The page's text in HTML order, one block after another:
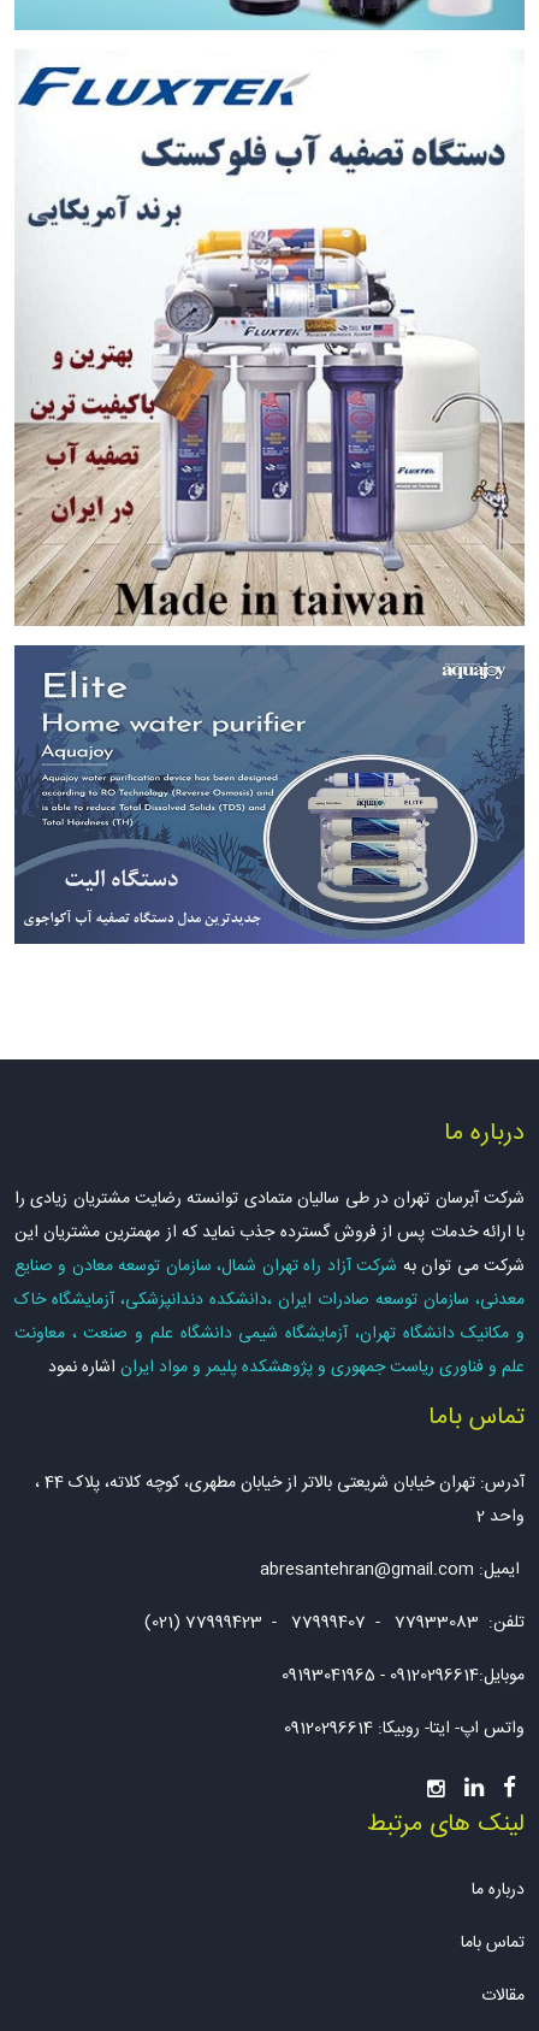
درباره ما
شرکت آبرسان تهران در طی سالیان متمادی توانسته رضایت مشتریان زیادی را
با ارائه خدمات پس از فروش گسترده جذب نماید که از مهمترین مشتریان این
شرکت می توان به شرکت آزاد راه تهران شمال، سازمان توسعه معادن و صنایع
معدنی، سازمان توسعه صادرات ایران ،دانشکده دندانپزشکی، آزمایشگاه خاک
و مکانیک دانشگاه تهران، آزمایشگاه شیمی دانشگاه علم و صنعت ، معاونت
علم و فناوری ریاست جمهوری و پژوهشکده پلیمر و مواد ایران اشاره نمود
تماس باما
آدرس: تهران خیابان شریعتی بالاتر از خیابان مطهری، کوچه کلاته، پلاک 44 ،
واحد 2
ایمیل: abresantehran@gmail.com
تلفن: 77933083 - 77999407 - 77999423 (021)
موبایل:09120296614 - 09193041965
واتس اپ- ایتا- روبیکا: 09120296614
لینک های مرتبط
درباره ما
تماس باما
مقالات